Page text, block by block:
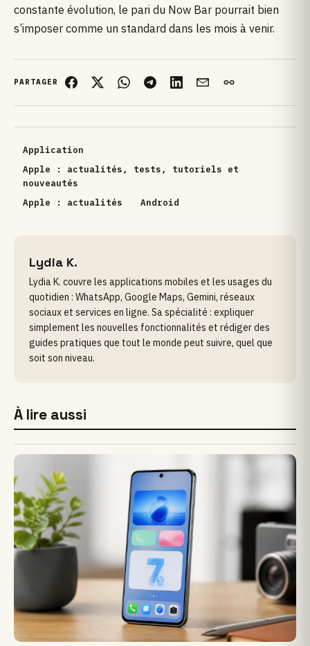
constante évolution, le pari du Now Bar pourrait bien
s’imposer comme un standard dans les mois à venir.
PARTAGER
Application
Apple : actualités, tests, tutoriels et
nouveautés
Apple : actualités
Android
Lydia K.
Lydia K. couvre les applications mobiles et les usages du
quotidien : WhatsApp, Google Maps, Gemini, réseaux
sociaux et services en ligne. Sa spécialité : expliquer
simplement les nouvelles fonctionnalités et rédiger des
guides pratiques que tout le monde peut suivre, quel que
soit son niveau.
À lire aussi